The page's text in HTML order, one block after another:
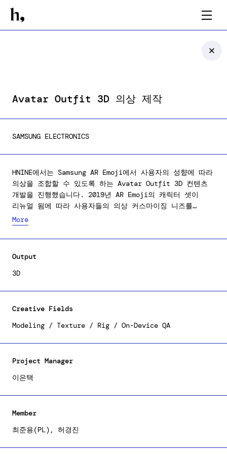
Avatar Outfit 3D 의상 제작
SAMSUNG ELECTRONICS
HNINE에서는 Samsung AR Emoji에서 사용자의 성향에 따라
의상을 조합할 수 있도록 하는 Avatar Outfit 3D 컨텐츠
개발을 진행했습니다. 2019년 AR Emoji의 캐릭터 셋이
리뉴얼 됨에 따라 사용자들의 의상 커스마이징 니즈를
충족시키기 위하여, 여라 카테고리의 Outfit 및 Accessory
3D 리소스를 개발하고, 모바일 디바이스에서 원활한 동작이
가능하도록 데이터와 퀄리티의 최적화에 많은 시간과
Emoji 에서 만나 보실 수 있습니다.
More
Output
3D
Creative Fields
Modeling / Texture / Rig / On-Device QA
Project Manager
이은택
Member
최준용(PL), 허경진